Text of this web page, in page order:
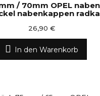
/ 70mm OPEL
nabenkappen
26,90 €
In den Warenkorb